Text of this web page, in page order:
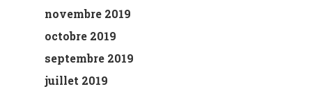
novembre 2019
octobre 2019
septembre 2019
juillet 2019